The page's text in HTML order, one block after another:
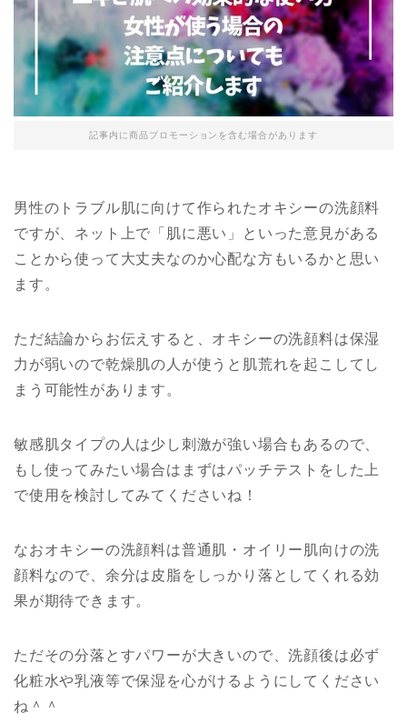
記事内に商品プロモーションを含む場合があります
男性のトラブル肌に向けて作られたオキシーの洗顔料
ですが、ネット上で「肌に悪い」といった意見がある
ことから使って大丈夫なのか心配な方もいるかと思い
ます。
ただ結論からお伝えすると、オキシーの洗顔料は保湿
力が弱いので乾燥肌の人が使うと肌荒れを起こしてし
まう可能性があります。
敏感肌タイプの人は少し刺激が強い場合もあるので、
もし使ってみたい場合はまずはパッチテストをした上
で使用を検討してみてくださいね！
なおオキシーの洗顔料は普通肌・オイリー肌向けの洗
顔料なので、余分は皮脂をしっかり落としてくれる効
果が期待できます。
ただその分落とすパワーが大きいので、洗顔後は必ず
化粧水や乳液等で保湿を心がけるようにしてください
ね＾＾